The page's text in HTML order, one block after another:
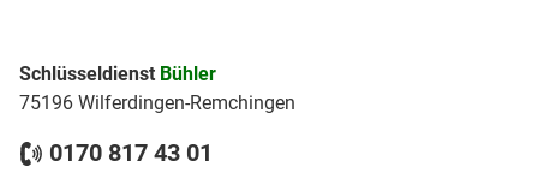
Schlüsseldienst Bühler
75196 Wilferdingen-Remchingen
0170 817 43 01